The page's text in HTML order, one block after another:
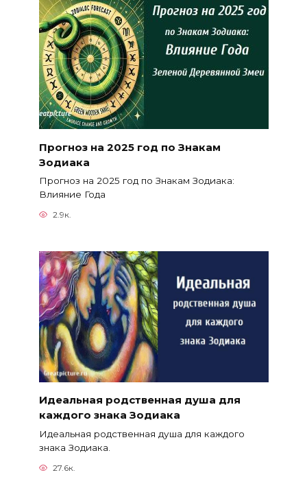
Прогноз на 2025 год по Знакам
Зодиака
Прогноз на 2025 год по Знакам Зодиака:
Влияние Года
2.9к.
Идеальная родственная душа для
каждого знака Зодиака
Идеальная родственная душа для каждого
знака Зодиака.
27.6к.